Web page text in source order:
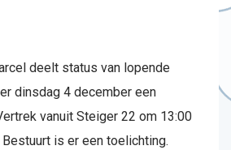
deelt status van lopende
dinsdag 4 december een
vanuit Steiger 22 om 13:00
Bestuurt is er een toelichting.